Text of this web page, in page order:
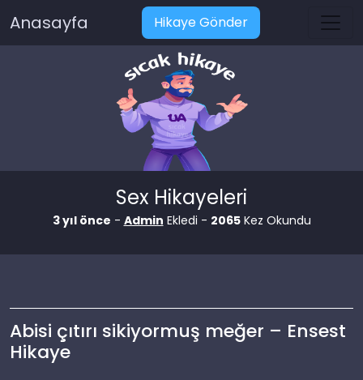
Anasayfa Hikaye Gönder
Sex Hikayeleri
3 yıl önce - Admin Ekledi - 2065Kez Okundu
Abisi çıtırı sikiyormuş meğer – Ensest
Hikaye